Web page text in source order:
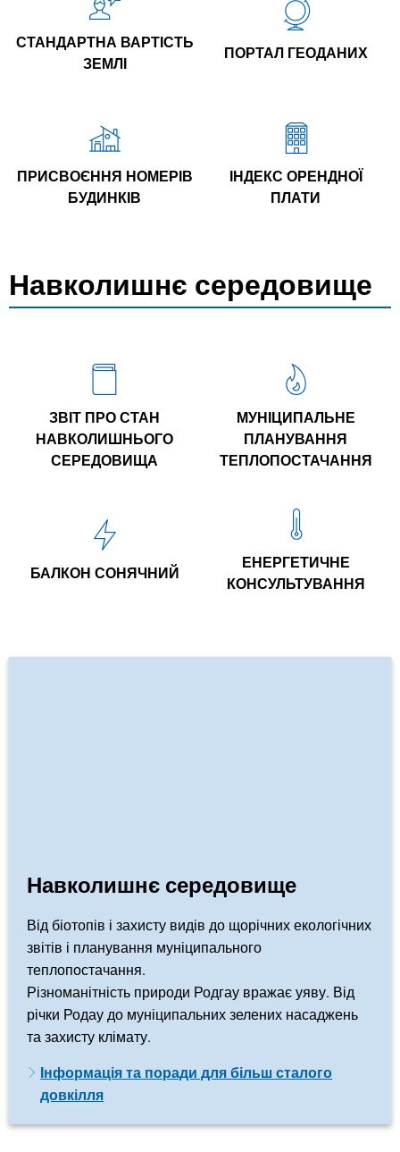
СТАНДАРТНА ВАРТІСТЬ
ЗЕМЛІ
ПОРТАЛ ГЕОДАНИХ
ПРИСВОЄННЯ НОМЕРІВ
БУДИНКІВ
ІНДЕКС ОРЕНДНОЇ
ПЛАТИ
Навколишнє середовище
ЗВІТ ПРО СТАН
НАВКОЛИШНЬОГО
СЕРЕДОВИЩА
МУНІЦИПАЛЬНЕ
ПЛАНУВАННЯ
ТЕПЛОПОСТАЧАННЯ
БАЛКОН СОНЯЧНИЙ
ЕНЕРГЕТИЧНЕ
КОНСУЛЬТУВАННЯ
Навколишнє середовище
Від біотопів і захисту видів до щорічних екологічних
звітів і планування муніципального
теплопостачання.
Різноманітність природи Родгау вражає уяву. Від
річки Родау до муніципальних зелених насаджень
та захисту клімату.
Інформація та поради для більш сталого
довкілля